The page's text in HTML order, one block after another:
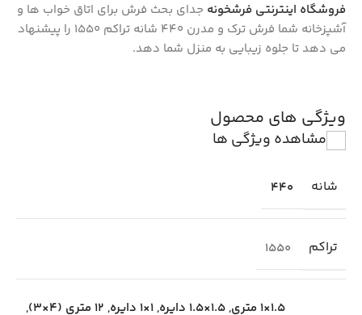
فروشگاه اینترنتی فرشخونه جدای بحث فرش برای اتاق خواب ها و
آشپزخانه شما فرش ترک و مدرن 440 شانه تراکم 1550 را پیشنهاد
می دهد تا جلوه زیبایی به منزل شما دهد.
ویژگی های محصول
مشاهده ویژگی ها
شانه 440
تراکم 1550
1.5×1 متری ,1.5×1.5 دایره ,1×1 دایره , 12 متری (4×3) ,